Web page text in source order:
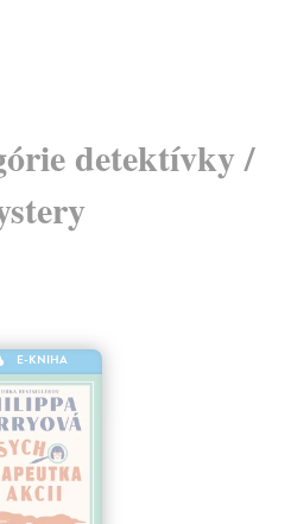
detektívky /
E-KNIHA